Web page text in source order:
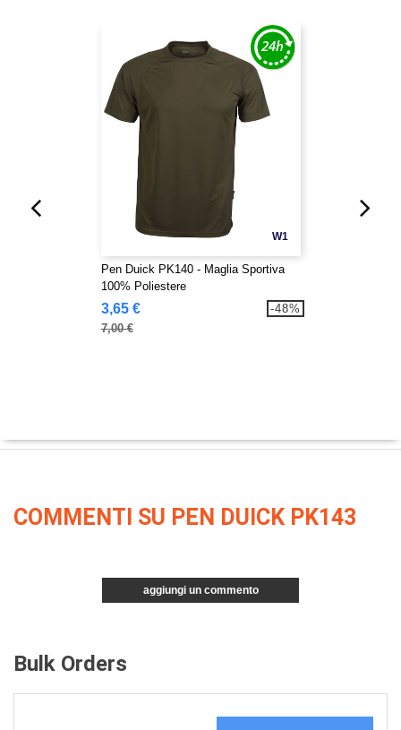
W1
Pen Duick PK140 - Maglia Sportiva
100% Poliestere
3,65 €
7,00 €
-48%
COMMENTI SU PEN DUICK PK143
aggiungi un commento
Bulk Orders